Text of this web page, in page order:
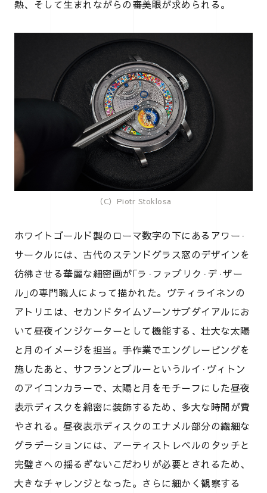
熱、そして生まれながらの審美眼が求められる。
（C）Piotr Stoklosa
ホワイトゴールド製のローマ数字の下にあるアワー·
サークルには、古代のステンドグラス窓のデザインを
彷彿させる華麗な細密画が｢ラ·ファブリク·デ·ザー
ル｣の専門職人によって描かれた。ヴティライネンの
アトリエは、セカンドタイムゾーンサブダイアルにお
いて昼夜インジケーターとして機能する、壮大な太陽
と月のイメージを担当。手作業でエングレービングを
施したあと、サフランとブルーというルイ·ヴィトン
のアイコンカラーで、太陽と月をモチーフにした昼夜
表示ディスクを綿密に装飾するため、多大な時間が費
やされる。昼夜表示ディスクのエナメル部分の繊細な
グラデーションには、アーティストレベルのタッチと
完璧さへの揺るぎないこだわりが必要とされるため、
大きなチャレンジとなった。さらに細かく観察する